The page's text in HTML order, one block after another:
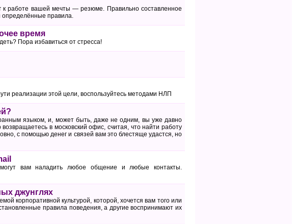
работе вашей мечты — резюме. Правильно составленное
определённые правила.
время
Пора избавиться от стресса!
реализации этой цели, воспользуйтесь методами НЛП
языком, и, может быть, даже не одним, вы уже давно
в московский офис, считая, что найти работу
с помощью денег и связей вам это блестяще удастся, но
вам наладить любое общение и любые контакты.
джунглях
корпоративной культурой, которой, хочется вам того или
правила поведения, а другие воспринимают их